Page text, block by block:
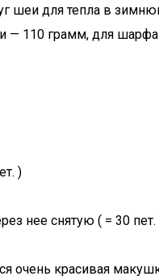
шеи для тепла в
— 110 грамм, для
)
нее снятую ( = 30 пет.
очень красивая